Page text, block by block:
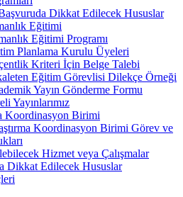
Dikkat Edilecek Hususlar
Eğitimi
Eğitimi Programı
Planlama Kurulu Üyeleri
Kriteri İçin Belge Talebi
Eğitim Görevlisi Dilekçe Örneği
Yayın Gönderme Formu
Yayınlarımız
Koordinasyon Birimi
Koordinasyon Birimi Görev ve
Hizmet veya Çalışmalar
Dikkat Edilecek Hususlar